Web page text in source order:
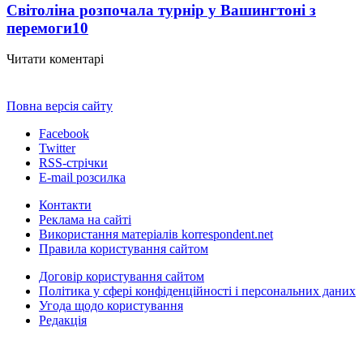
Світоліна розпочала турнір у Вашингтоні з
перемоги10
Читати коментарі
Повна версія сайту
Facebook
Twitter
RSS-стрічки
E-mail розсилка
Контакти
Реклама на сайті
Використання матеріалів korrespondent.net
Правила користування сайтом
Договір користування сайтом
Політика у сфері конфіденційності і персональних даних
Угода щодо користування
Редакція